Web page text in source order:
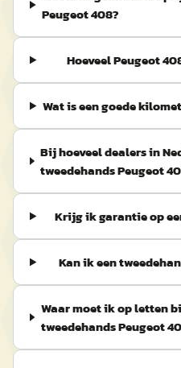
Peugeot 408?
Hoeveel Peugeot
Wat is een goede
Bij hoeveel dealers in
tweedehands Peugeot
Krijg ik garantie op
Kan ik een
Waar moet ik op letten
tweedehands Peugeot